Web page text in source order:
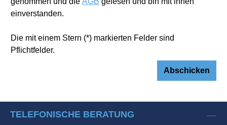
einverstanden.
Die mit einem Stern (*) markierten Felder sind
Pflichtfelder.
Abschicken
TELEFONISCHE BERATUNG